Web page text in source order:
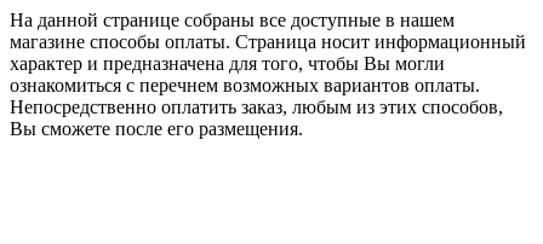
На данной странице собраны все доступные в нашем
магазине способы оплаты. Страница носит информационный
характер и предназначена для того, чтобы Вы могли
ознакомиться с перечнем возможных вариантов оплаты.
Непосредственно оплатить заказ, любым из этих способов,
Вы сможете после его размещения.